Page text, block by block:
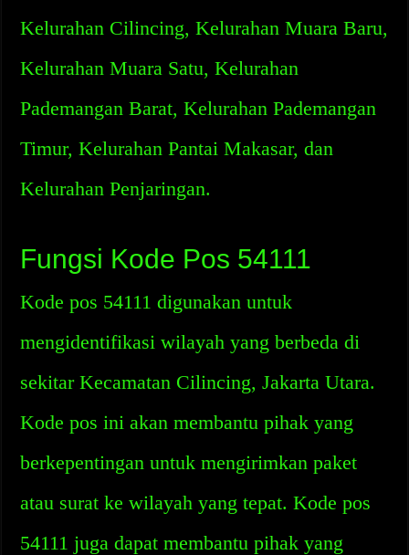
Kelurahan Cilincing, Kelurahan Muara Baru,
Kelurahan Muara Satu, Kelurahan
Pademangan Barat, Kelurahan Pademangan
Timur, Kelurahan Pantai Makasar, dan
Kelurahan Penjaringan.
Fungsi Kode Pos 54111
Kode pos 54111 digunakan untuk
mengidentifikasi wilayah yang berbeda di
sekitar Kecamatan Cilincing, Jakarta Utara.
Kode pos ini akan membantu pihak yang
berkepentingan untuk mengirimkan paket
atau surat ke wilayah yang tepat. Kode pos
54111 juga dapat membantu pihak yang